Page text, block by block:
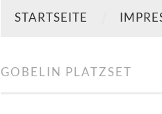
STARTSEITE
GOBELIN PLATZSET